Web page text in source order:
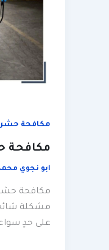
مكافحة
مكافحة
ابو نجوي
مكافحة
مشكلة
على حدٍ